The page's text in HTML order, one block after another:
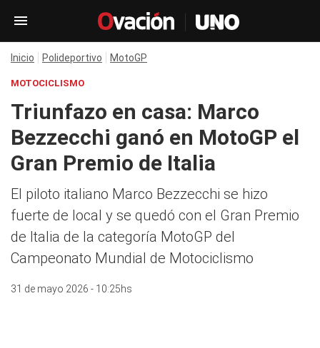
Inicio Polideportivo MotoGP
MOTOCICLISMO
Triunfazo en casa: Marco
Bezzecchi ganó en MotoGP el
Gran Premio de Italia
El piloto italiano Marco Bezzecchi se hizo
fuerte de local y se quedó con el Gran Premio
de Italia de la categoría MotoGP del
Campeonato Mundial de Motociclismo
31 de mayo 2026 - 10:25hs